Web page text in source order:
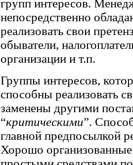
групп интересов.
непосредственно
реализовать свои
обыватели,
организации и т.п.
Группы интересов,
способны реализовать
заменены другими
“критическими”.
главной предпосылкой
Хорошо